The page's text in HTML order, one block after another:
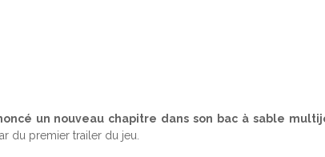
un nouveau chapitre dans son bac à sable
du premier trailer du jeu.